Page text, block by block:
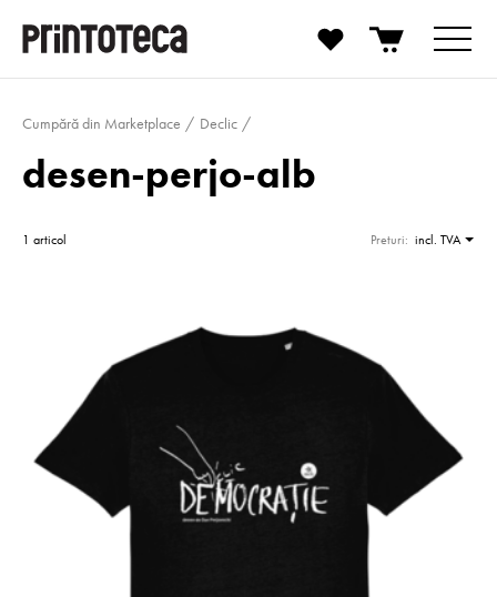
Cumpără din Marketplace Declic
desen-perjo-alb
1 articol Preturi: incl. TVA